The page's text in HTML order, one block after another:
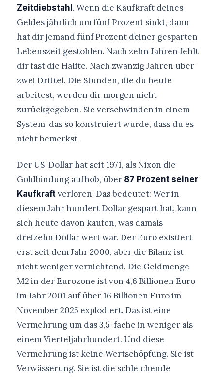
Zeitdiebstahl . Wenn die Kaufkraft deines
Geldes jährlich um fünf Prozent sinkt, dann
hat dir jemand fünf Prozent deiner gesparten
Lebenszeit gestohlen. Nach zehn Jahren fehlt
dir fast die Hälfte. Nach zwanzig Jahren über
zwei Drittel. Die Stunden, die du heute
arbeitest, werden dir morgen nicht
zurückgegeben. Sie verschwinden in einem
System, das so konstruiert wurde, dass du es
nicht bemerkst.
Der US-Dollar hat seit 1971, als Nixon die
Goldbindung aufhob, über 87 Prozent seiner
Kaufkraft verloren. Das bedeutet: Wer in
diesem Jahr hundert Dollar gespart hat, kann
sich heute davon kaufen, was damals
dreizehn Dollar wert war. Der Euro existiert
erst seit dem Jahr 2000, aber die Bilanz ist
nicht weniger vernichtend. Die Geldmenge
M2 in der Eurozone ist von 4,6 Billionen Euro
im Jahr 2001 auf über 16 Billionen Euro im
November 2025 explodiert. Das ist eine
Vermehrung um das 3,5-fache in weniger als
einem Vierteljahrhundert. Und diese
Vermehrung ist keine Wertschöpfung. Sie ist
Verwässerung. Sie ist die schleichende